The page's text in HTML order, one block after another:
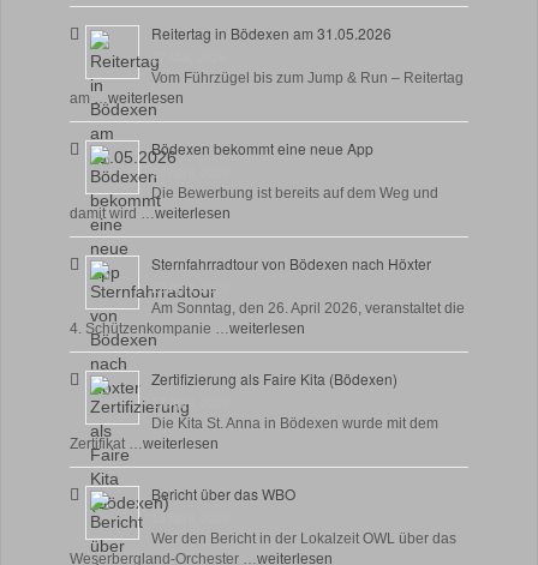
Reitertag in Bödexen am 31.05.2026
27 Mai, 2026
Vom Führzügel bis zum Jump & Run – Reitertag
am …weiterlesen
Bödexen bekommt eine neue App
28 April, 2026
Die Bewerbung ist bereits auf dem Weg und
damit wird …weiterlesen
Sternfahrradtour von Bödexen nach Höxter
23 April, 2026
Am Sonntag, den 26. April 2026, veranstaltet die
4. Schützenkompanie …weiterlesen
Zertifizierung als Faire Kita (Bödexen)
17 April, 2026
Die Kita St. Anna in Bödexen wurde mit dem
Zertifikat …weiterlesen
Bericht über das WBO
Wer den Bericht in der Lokalzeit OWL über das
Weserbergland-Orchester …weiterlesen